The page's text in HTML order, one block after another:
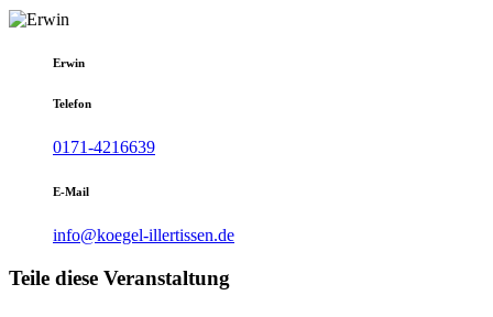
Erwin
Telefon
0171-4216639
E-Mail
info@koegel-illertissen.de
Teile diese Veranstaltung